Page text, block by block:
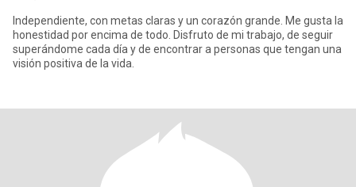
Independiente, con metas claras y un corazón grande. Me gusta la
honestidad por encima de todo. Disfruto de mi trabajo, de seguir
superándome cada día y de encontrar a personas que tengan una
visión positiva de la vida.